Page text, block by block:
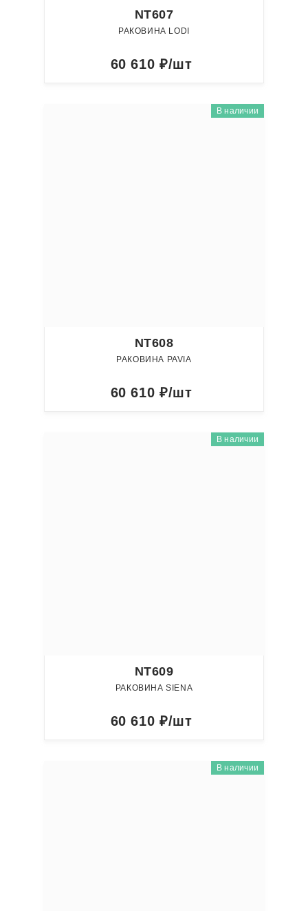
NT607
РАКОВИНА LODI
60 610 ₽/шт
В наличии
NT608
РАКОВИНА PAVIA
60 610 ₽/шт
В наличии
NT609
РАКОВИНА SIENA
60 610 ₽/шт
В наличии